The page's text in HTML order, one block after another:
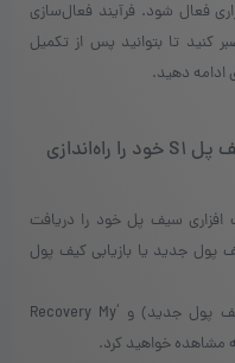
فعال شود. فرآیند فعال‌سازی
تا بتوانید پس از تکمیل
ادامه دهید.
چطور کیف پول سخت افزاری سیف پل S1 خود را راه‌اندازی
سیف پل خود را دریافت
پول جدید یا بازیابی کیف پول
دو گزینه ‘Create New Wallet’ (ایجاد کیف پول جدید) و ‘Recovery My